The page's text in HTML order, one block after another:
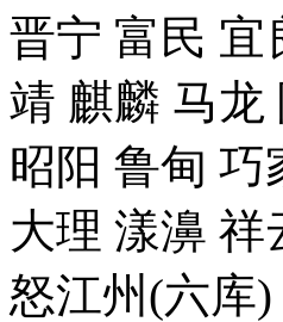
晋宁 富民 宜
靖 麒麟 马龙
昭阳 鲁甸 巧
大理 漾濞 祥
怒江州(六库